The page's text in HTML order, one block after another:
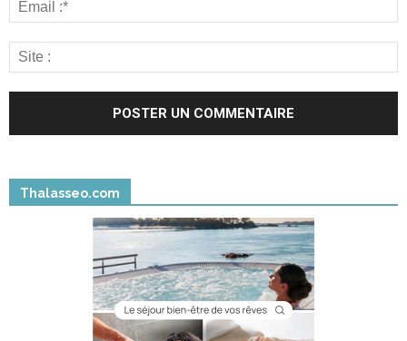
Thalasseo.com